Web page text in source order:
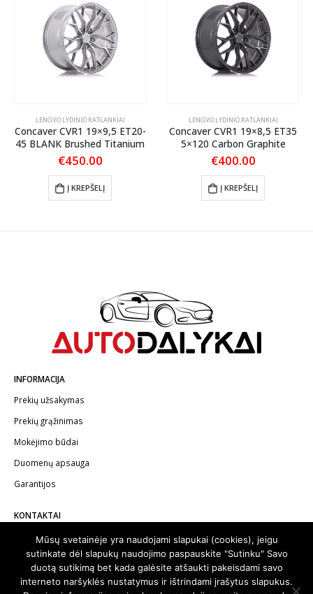
LENGVO LYDINIO RATLANKIAI
Concaver CVR1 19×9,5 ET20-
45 BLANK Brushed Titanium
€450.00
Į KREPŠELĮ
LENGVO LYDINIO RATLANKIAI
Concaver CVR1 19×8,5 ET35
5×120 Carbon Graphite
€400.00
Į KREPŠELĮ
INFORMACIJA
Prekių užsakymas
Prekių grąžinimas
Mokėjimo būdai
Duomenų apsauga
Garantijos
KONTAKTAI
Telefonas:+370 602 62622
El.paštas: info@autodalykai.lt
Mūsų svetainėje yra naudojami slapukai (cookies), jeigu
sutinkate dėl slapukų naudojimo paspauskite "Sutinku" Savo
duotą sutikimą bet kada galėsite atšaukti pakeisdami savo
interneto naršyklės nustatymus ir ištrindami įrašytus slapukus.